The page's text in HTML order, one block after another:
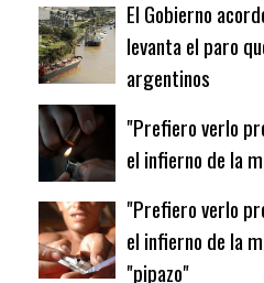
El Gobierno
levanta el paro
argentinos
"Prefiero verlo
el infierno de la
"Prefiero verlo
el infierno de la
"pipazo"